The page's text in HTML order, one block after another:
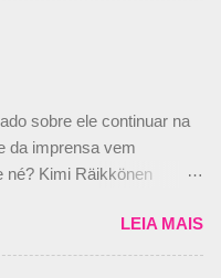
time a Nelsinho Piquet,
vez por todas por
da escuderia. O
de Bruno Senna em
recebemos uma oferta
“Mas depois de ter
dizendo ainda que
o filho do tricampeão
sobre ele continuar na
da imprensa vem
né? Kimi Räikkönen
contract so that’s
not true." #Kimi7 #EifelGP
LEIA MAIS